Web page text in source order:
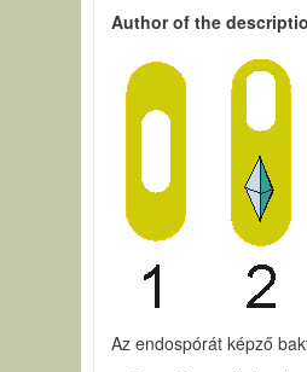
Author of the
Az endospórát képző